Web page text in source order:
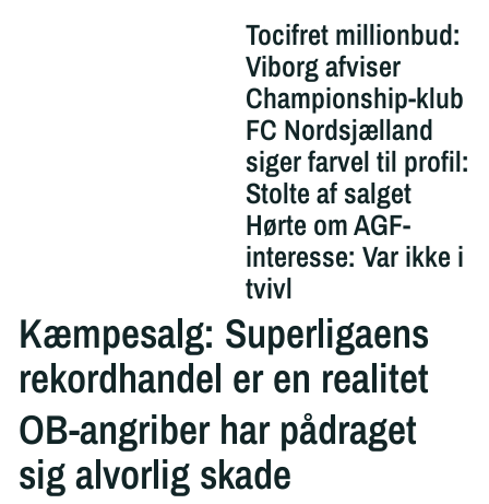
Tocifret millionbud:
Viborg afviser
Championship-klub
FC Nordsjælland
siger farvel til profil:
Stolte af salget
Hørte om AGF-
interesse: Var ikke i
tvivl
Kæmpesalg: Superligaens
rekordhandel er en realitet
OB-angriber har pådraget
sig alvorlig skade